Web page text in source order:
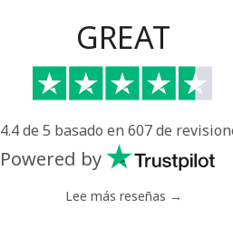
GREAT
4.4 de 5 basado en 607 de
Powered by
Lee más reseñas →